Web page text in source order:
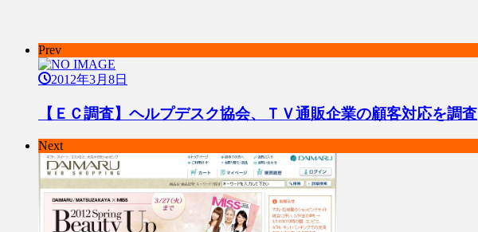
Prev
2012年3月8日
【ＥＣ調査】ヘルプデスク協会、ＴＶ通販企業の顧客対応を調査
Next